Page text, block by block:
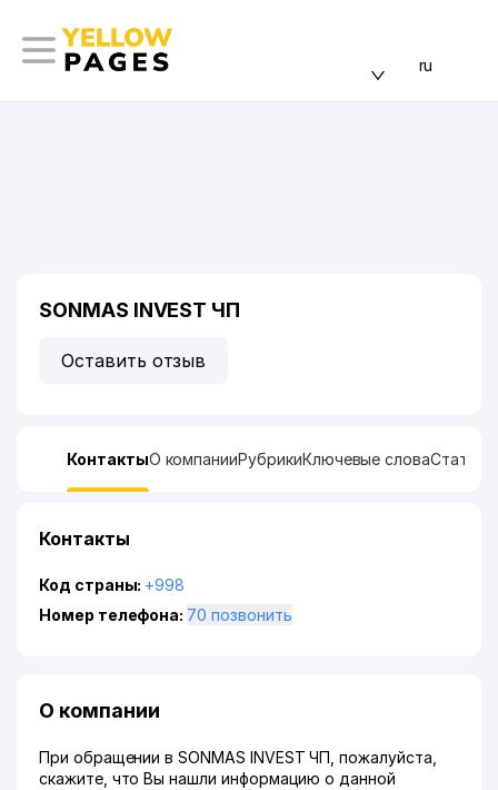
ru
SONMAS INVEST ЧП
Оставить отзыв
КонтактыО компанииРубрикиКлючевые слова
Контакты
Код страны: +998
Номер телефона:
70 позвонить
О компании
При обращении в SONMAS INVEST ЧП, пожалуйста,
скажите, что Вы нашли информацию о данной